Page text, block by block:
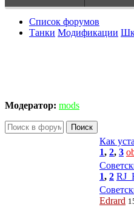
Список форумов
Танки Модификации
Модератор: mods
Поиск
Как
1, 2, 3
1, 2
Edrard